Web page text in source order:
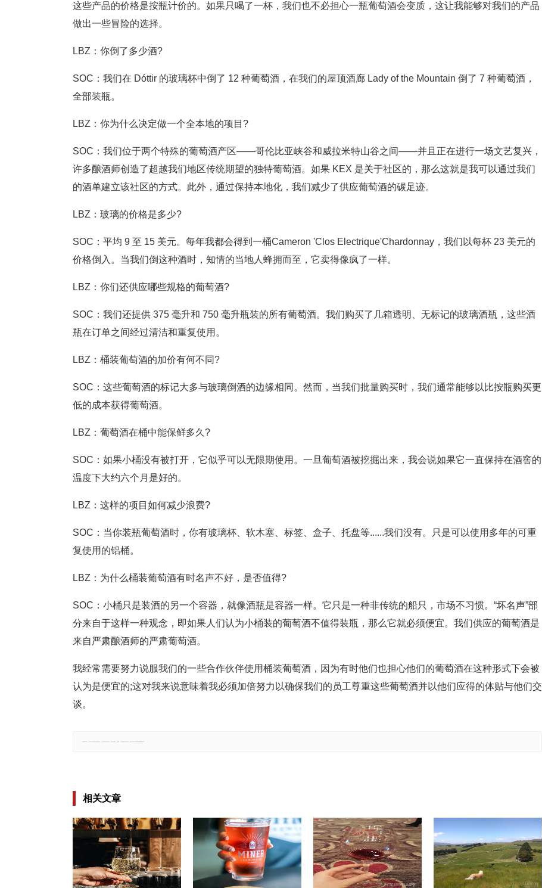
这些产品的价格是按瓶计价的。如果只喝了一杯，我们也不必担心一瓶葡萄酒会变质，这让我能够对我们的产品
做出一些冒险的选择。
LBZ：你倒了多少酒?
SOC：我们在 Dóttir 的玻璃杯中倒了 12 种葡萄酒，在我们的屋顶酒廊 Lady of the Mountain 倒了 7 种葡萄酒，
全部装瓶。
LBZ：你为什么决定做一个全本地的项目?
SOC：我们位于两个特殊的葡萄酒产区——哥伦比亚峡谷和威拉米特山谷之间——并且正在进行一场文艺复兴，
许多酿酒师创造了超越我们地区传统期望的独特葡萄酒。如果 KEX 是关于社区的，那么这就是我可以通过我们
的酒单建立该社区的方式。此外，通过保持本地化，我们减少了供应葡萄酒的碳足迹。
LBZ：玻璃的价格是多少?
SOC：平均 9 至 15 美元。每年我都会得到一桶Cameron 'Clos Electrique'Chardonnay，我们以每杯 23 美元的
价格倒入。当我们倒这种酒时，知情的当地人蜂拥而至，它卖得像疯了一样。
LBZ：你们还供应哪些规格的葡萄酒?
SOC：我们还提供 375 毫升和 750 毫升瓶装的所有葡萄酒。我们购买了几箱透明、无标记的玻璃酒瓶，这些酒
瓶在订单之间经过清洁和重复使用。
LBZ：桶装葡萄酒的加价有何不同?
SOC：这些葡萄酒的标记大多与玻璃倒酒的边缘相同。然而，当我们批量购买时，我们通常能够以比按瓶购买更
低的成本获得葡萄酒。
LBZ：葡萄酒在桶中能保鲜多久?
SOC：如果小桶没有被打开，它似乎可以无限期使用。一旦葡萄酒被挖掘出来，我会说如果它一直保持在酒窖的
温度下大约六个月是好的。
LBZ：这样的项目如何减少浪费?
SOC：当你装瓶葡萄酒时，你​​有玻璃杯、软木塞、标签、盒子、托盘等......我们没有。只是可以使用多年的可重
复使用的铝桶。
LBZ：为什么桶装葡萄酒有时名声不好，是否值得?
SOC：小桶只是装酒的另一个容器，就像酒瓶是容器一样。它只是一种非传统的船只，市场不习惯。“坏名声”部
分来自于这样一种观念，即如果人们认为小桶装的葡萄酒不值得装瓶，那么它就必须便宜。我们供应的葡萄酒是
来自严肃酿酒师的严肃葡萄酒。
我经常需要努力说服我们的一些合作伙伴使用桶装葡萄酒，因为有时他们也担心他们的葡萄酒在这种形式下会被
认为是便宜的;这对我来说意味着我必须加倍努力以确保我们的员工尊重这些葡萄酒并以他们应得的体贴与他们交
谈。
相关文章